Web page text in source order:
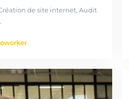
de site internet, Audit